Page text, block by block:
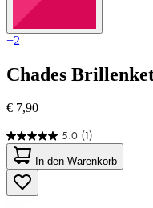
+2
Chades
€ 7,90
5.0 (1)
5.0
von
5
Sternen.
1
In den Warenkorb